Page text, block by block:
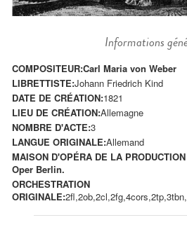
Informations
COMPOSITEUR:Carl Maria von Weber
LIBRETTISTE:Johann Friedrich Kind
DATE DE CRÉATION:1821
LIEU DE CRÉATION:Allemagne
NOMBRE D'ACTE:3
LANGUE ORIGINALE:Allemand
MAISON D'OPÉRA DE LA
Oper Berlin.
ORCHESTRATION
ORIGINALE: